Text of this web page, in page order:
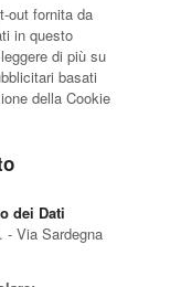
out fornita da
in questo
di più su
basati
della Cookie
dei Dati
- Via Sardegna